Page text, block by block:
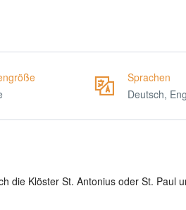
Sprachen
Deutsch,
die Klöster St. Antonius oder St. Paul